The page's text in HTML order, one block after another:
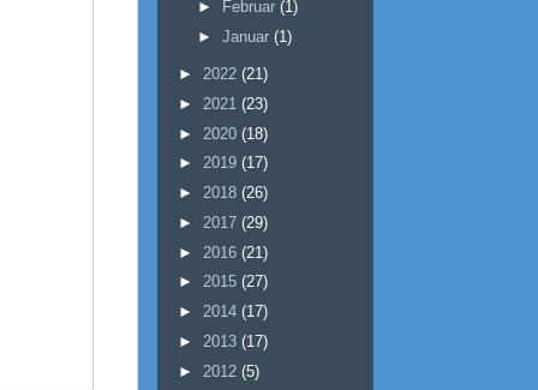
►
Februar (1)
► Januar (1)
► 2022 (21)
► 2021 (23)
► 2020 (18)
► 2019 (17)
► 2018 (26)
► 2017 (29)
► 2016 (21)
► 2015 (27)
► 2014 (17)
► 2013 (17)
► 2012 (5)